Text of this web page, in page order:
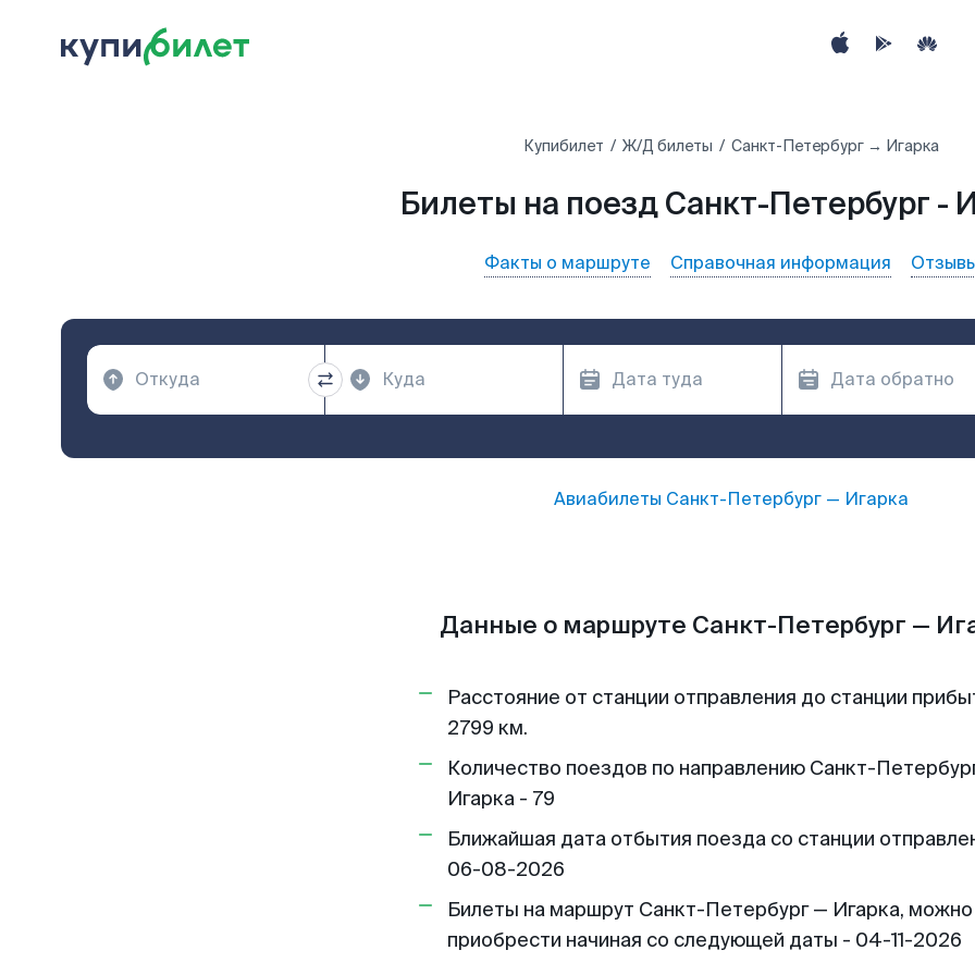
Купибилет Ж/Д билеты Санкт-Петербург → Игарка
Билеты на поезд Санкт-Петербург -
Факты о маршруте Справочная информация
Авиабилеты Санкт-Петербург — Игарка
Данные о маршруте Санкт-Петербург —
Расстояние от станции отправления до станции
2799 км.
Количество поездов по направлению Санкт-
Игарка - 79
Ближайшая дата отбытия поезда со станции
06-08-2026
Билеты на маршрут Санкт-Петербург — Игарка, можно
приобрести начиная со следующей даты - 04-11-2026